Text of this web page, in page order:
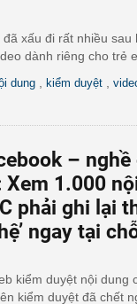
xấu đi rất nhiều sau
dành riêng cho trẻ
dung kiểm duyệt
– nghề
1.000
phải ghi lại
ngay tại
kiểm duyệt nội dung
kiểm duyệt đã chết